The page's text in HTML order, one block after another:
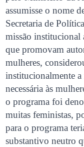
assumisse o nome
Secretaria de
missão institucional
que promovam
mulheres,
institucionalmente
necessária às
o programa foi
muitas feministas,
para o programa
substantivo neutro